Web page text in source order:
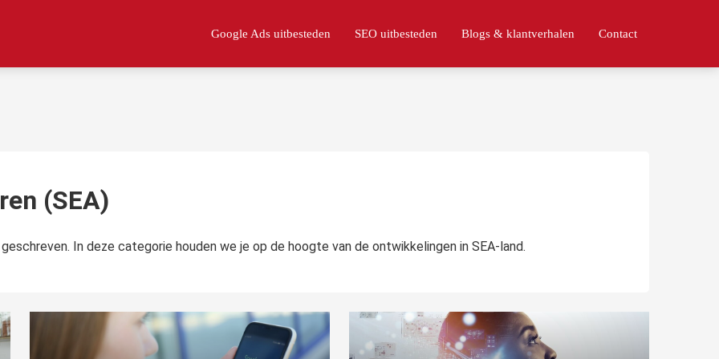
Google Ads uitbesteden SEO uitbesteden Blogs & klantverhalen Contact
(SEA)
In deze categorie houden we je op de hoogte van de ontwikkelingen in SEA-land.